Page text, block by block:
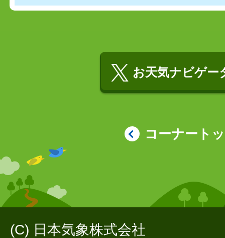
お天気ナビゲー
コーナート
(C) 日本気象株式会社